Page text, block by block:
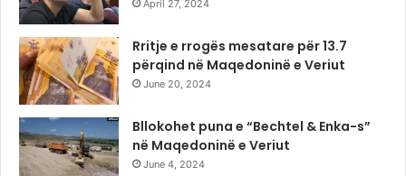
April 27, 2024
Rritje e rrogës mesatare për 13.7
përqind në Maqedoninë e Veriut
June 20, 2024
Bllokohet puna e “Bechtel & Enka-s”
në Maqedoninë e Veriut
June 4, 2024